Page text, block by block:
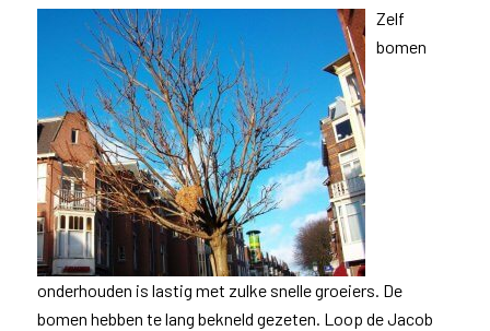
Zelf
bomen
onderhouden is lastig met zulke snelle groeiers. De
bomen hebben te lang bekneld gezeten. Loop de Jacob